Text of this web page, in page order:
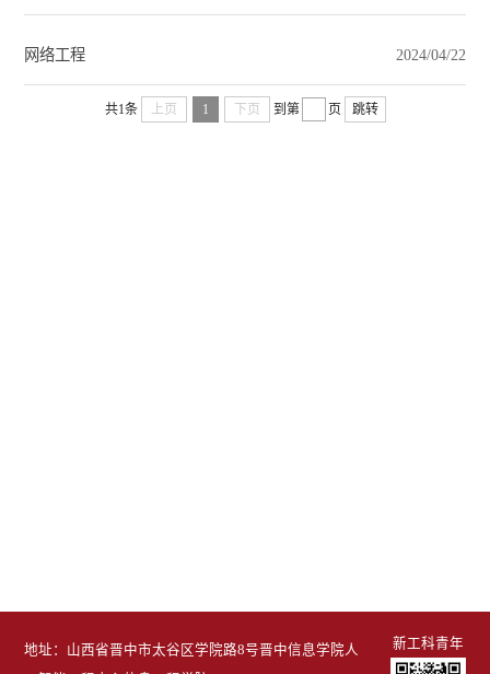
网络工程 2024/04/22
共1条 上页 1 下页 到第 页 跳转
地址：山西省晋中市太谷区学院路8号晋中信息学院人
新工科青年